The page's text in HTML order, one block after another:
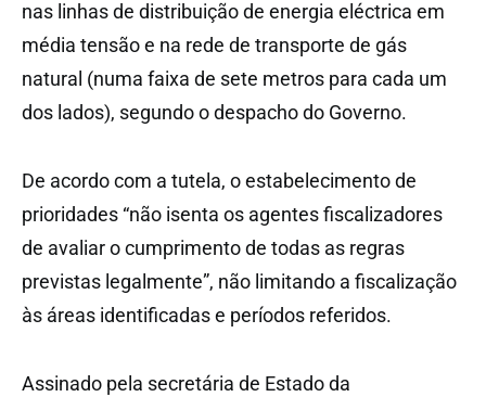
nas linhas de distribuição de energia eléctrica em
média tensão e na rede de transporte de gás
natural (numa faixa de sete metros para cada um
dos lados), segundo o despacho do Governo.
De acordo com a tutela, o estabelecimento de
prioridades “não isenta os agentes fiscalizadores
de avaliar o cumprimento de todas as regras
previstas legalmente”, não limitando a fiscalização
às áreas identificadas e períodos referidos.
Assinado pela secretária de Estado da